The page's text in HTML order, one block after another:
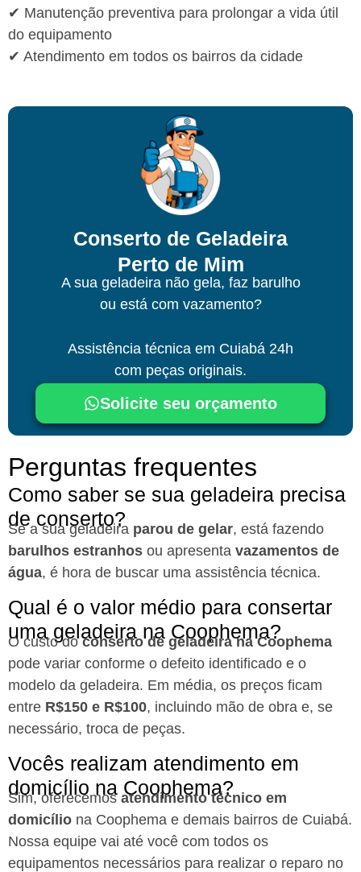
✔ Manutenção preventiva para prolongar a vida útil
do equipamento
✔ Atendimento em todos os bairros da cidade
Conserto de Geladeira
Perto de Mim
A sua geladeira não gela, faz barulho
ou está com vazamento?
Assistência técnica em Cuiabá 24h
com peças originais.
Solicite seu orçamento
Perguntas frequentes
Como saber se sua geladeira precisa
de conserto?
Se a sua geladeira parou de gelar, está fazendo
barulhos estranhos ou apresenta vazamentos de
água, é hora de buscar uma assistência técnica.
Qual é o valor médio para consertar
uma geladeira na Coophema?
O custo doconserto de geladeira na Coophema
pode variar conforme o defeito identificado e o
modelo da geladeira. Em média, os preços ficam
entre R$150 e R$100, incluindo mão de obra e, se
necessário, troca de peças.
Vocês realizam atendimento em
domicílio na Coophema?
Sim, oferecemos atendimento técnico em
domicílio na Coophema e demais bairros de Cuiabá.
Nossa equipe vai até você com todos os
equipamentos necessários para realizar o reparo no